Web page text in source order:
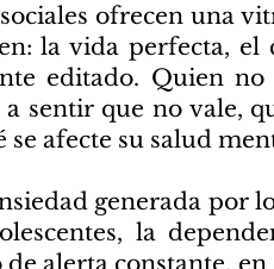
ofrecen una
la vida perfecta,
editado. Quien
sentir que no vale,
afecte su salud
generada por
la